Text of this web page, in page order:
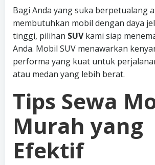
Bagi Anda yang suka berpetualang
membutuhkan mobil dengan daya
tinggi, pilihan SUVkami siap
Anda. Mobil SUV menawarkan
performa yang kuat untuk
atau medan yang lebih berat.
Tips Sewa
Murah yang
Efektif